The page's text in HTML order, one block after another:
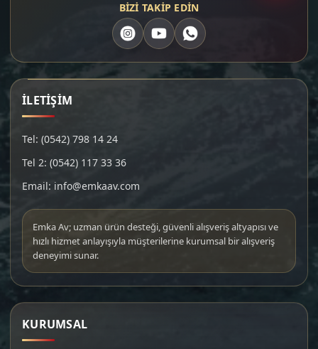
BİZİ TAKİP EDİN
İLETİŞİM
Tel: (0542) 798 14 24
Tel 2: (0542) 117 33 36
Email: info@emkaav.com
Emka Av; uzman ürün desteği, güvenli alışveriş altyapısı ve
hızlı hizmet anlayışıyla müşterilerine kurumsal bir alışveriş
deneyimi sunar.
KURUMSAL